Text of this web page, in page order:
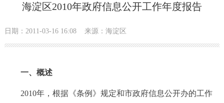
北京要闻 会议信息 部门动态
各区热点
政务公开
市领导 机构职能 政策服务
海淀区2010年政府信息公开工作年度报告
日期：2011-03-16 16:08 来源：海淀区
一、概述
2010年，根据《条例》规定和市政府信息公开办的工作